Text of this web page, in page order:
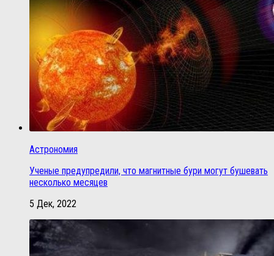
Астрономия
Ученые предупредили, что магнитные бури могут бушевать
несколько месяцев
5 Дек, 2022